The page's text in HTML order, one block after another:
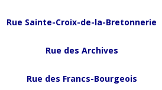
Rue Sainte-Croix-de-la-Bretonnerie
Rue des Archives
Rue des Francs-Bourgeois